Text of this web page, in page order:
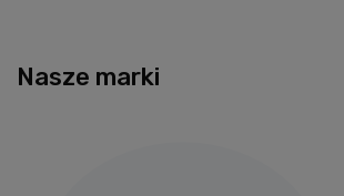
Nasze marki